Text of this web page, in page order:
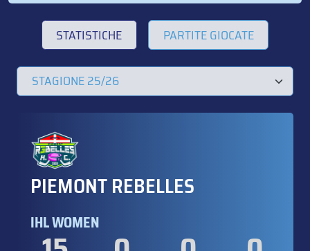
STATISTICHE PARTITE GIOCATE
PIEMONT REBELLES
IHL WOMEN